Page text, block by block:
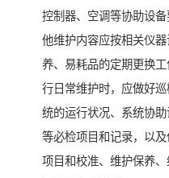
控制器、空调等协助设
他维护内容应按相关仪
养、易耗品的定期更换
行日常维护时，应做好
统的运行状况、系统协
等必检项目和记录，以
项目和校准、维护保养